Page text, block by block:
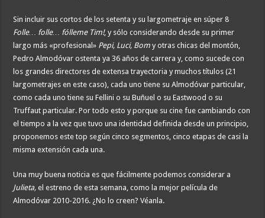
Sin incluir sus cortos de los setenta y su largometraje en súper 8
Folle… folle… fólleme Tim!, y sólo considerando desde su primer
largo más «profesional» Pepi, Luci, Bom y otras chicas del montón,
Pedro Almodóvar ostenta ya 36 años de carrera y, como sucede con
los grandes directores de extensa trayectoria y muchos títulos (21
largometrajes en este caso), cada uno tiene su Almodóvar particular,
como cada uno tiene su Fellini o su Buñuel o su Eastwood o su
Truffaut particular. Por todo esto y porque su cine fue cambiando con
el tiempo a la vez que tuvo una identidad definida desde un principio,
proponemos este top según cinco segmentos, cinco etapas de casi la
misma extensión cada una.
Una muy buena noticia es que fácilmente podemos considerar a
Julieta, el estreno de esta semana, como la mejor película de
Almodóvar 2010-2016. ¿No lo creen? Véanla.